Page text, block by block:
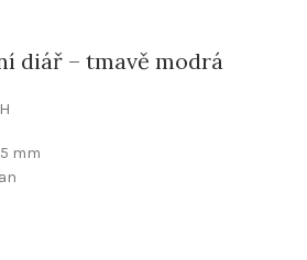
diář – tmavě modrá
mm